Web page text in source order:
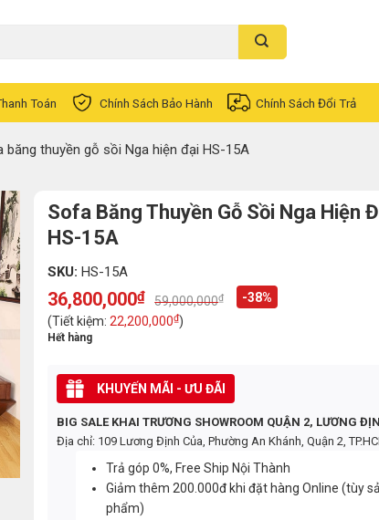
Toán Chính Sách Bảo Hành Chính Sách Đổi Trả
băng thuyền gỗ sồi Nga hiện đại HS-15A
Sofa Băng Thuyền Gỗ Sồi Nga Hiện
HS-15A
SKU:HS-15A
59,000,000₫
Original
price
was:
59,000,000₫.
36,800,000₫
Current
price
is:
36,800,000₫.
-38%
(Tiết kiệm:22,200,000₫)
Hết hàng
KHUYẾN MÃI - ƯU ĐÃI
BIG SALE KHAI TRƯƠNG SHOWROOM QUẬN 2, LƯƠNG
Địa chỉ: 109 Lương Định Của, Phường An Khánh, Quận 2,
Trả góp 0%, Free Ship Nội Thành
Giảm thêm 200.000đ khi đặt hàng Online (tùy
phẩm)